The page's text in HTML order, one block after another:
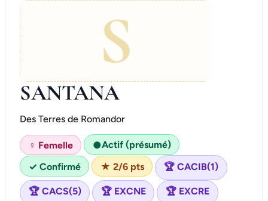
S
SANTANA
Des Terres de Romandor
♀ Femelle ●Actif (présumé)
✓ Confirmé
★ 2/6 pts 🏆 CACIB(1)
🏆 CACS(5) 🏆 EXCNE 🏆 EXCRE